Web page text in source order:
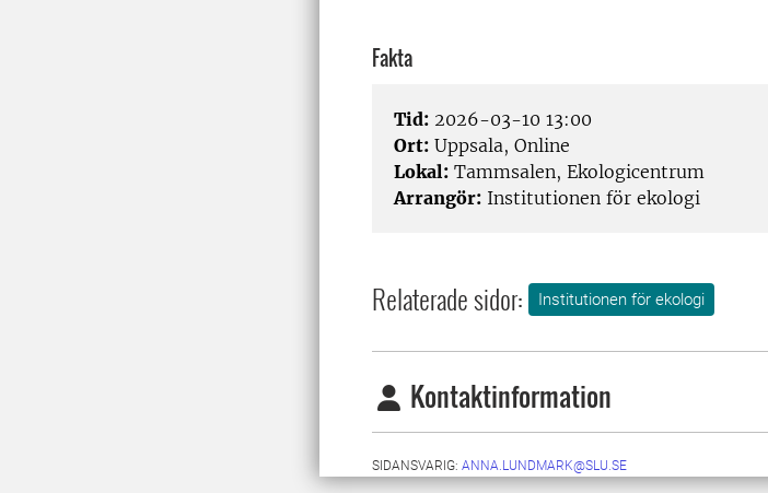
Fakta
Tid: 2026-03-10 13:00
Ort: Uppsala, Online
Lokal: Tammsalen, Ekologicentrum
Arrangör: Institutionen för ekologi
Relaterade sidor: Institutionen för ekologi
Kontaktinformation
SIDANSVARIG: ANNA.LUNDMARK@SLU.SE